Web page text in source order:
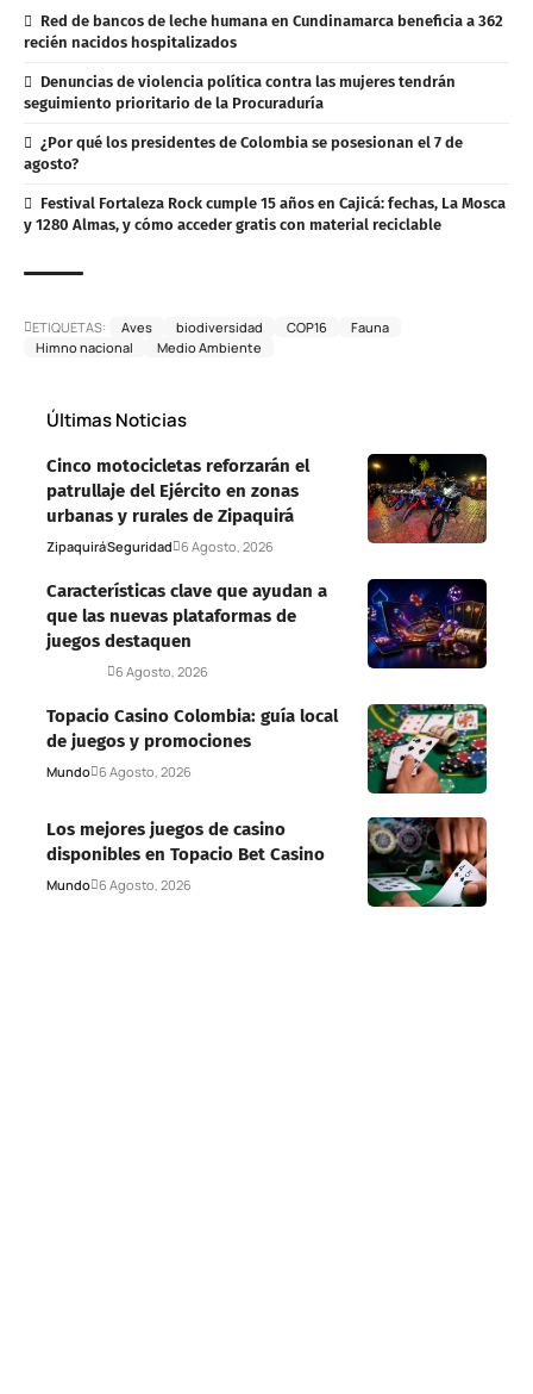
Red de bancos de leche humana en Cundinamarca beneficia a 362
recién nacidos hospitalizados
Denuncias de violencia política contra las mujeres tendrán
seguimiento prioritario de la Procuraduría
¿Por qué los presidentes de Colombia se posesionan el 7 de
agosto?
Festival Fortaleza Rock cumple 15 años en Cajicá: fechas, La Mosca
y 1280 Almas, y cómo acceder gratis con material reciclable
ETIQUETAS: Aves biodiversidad COP16
Fauna
Himno nacional
Medio Ambiente
Últimas Noticias
Cinco motocicletas reforzarán el
patrullaje del Ejército en zonas
urbanas y rurales de Zipaquirá
ZipaquiráSeguridad 6 Agosto, 2026
Características clave que ayudan a
que las nuevas plataformas de
juegos destaquen
6 Agosto, 2026
Topacio Casino Colombia: guía local
de juegos y promociones
Mundo 6 Agosto, 2026
Los mejores juegos de casino
disponibles en Topacio Bet Casino
Mundo 6 Agosto, 2026